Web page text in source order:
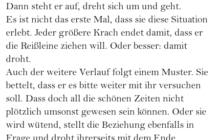
Dann steht er auf, dreht sich um und geht.
Es ist nicht das erste Mal, dass sie diese Situation
erlebt. Jeder größere Krach endet damit, dass er
die Reißleine ziehen will. Oder besser: damit
droht.
Auch der weitere Verlauf folgt einem Muster. Sie
bettelt, dass er es bitte weiter mit ihr versuchen
soll. Dass doch all die schönen Zeiten nicht
plötzlich umsonst gewesen sein können. Oder sie
wird wütend, stellt die Beziehung ebenfalls in